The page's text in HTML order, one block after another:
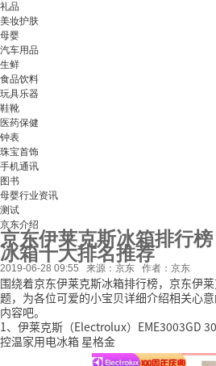
礼品
美妆护肤
母婴
汽车用品
生鲜
食品饮料
玩具乐器
鞋靴
医药保健
钟表
珠宝首饰
手机通讯
图书
母婴行业资讯
测试
京东介绍
京东伊莱克斯冰箱排行
冰箱十大排名推荐
2019-06-28 09:55 来源：京东 作者：京东
围绕着京东伊莱克斯冰箱排行榜，京东伊
题，为各位可爱的小宝贝详细介绍相关心
内容吧。
1、伊莱克斯（Electrolux）EME3003GD
控温家用电冰箱 星格金